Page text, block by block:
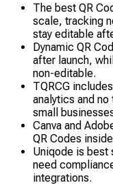
The best QR
scale, tracking
stay editable
Dynamic QR
after launch,
non-editable.
TQRCG
analytics and
small
Canva and
QR Codes
Uniqode is best
need
integrations.